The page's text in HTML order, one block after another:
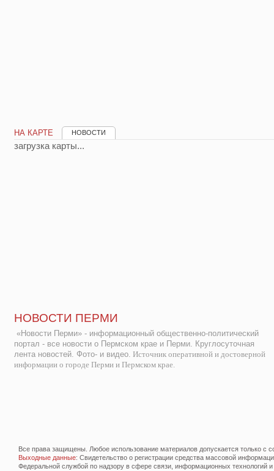
НА КАРТЕ НОВОСТИ
загрузка карты...
НОВОСТИ ПЕРМИ
«Новости Перми» - информационный общественно-политический
портал - все новости о Пермском крае и Перми. Круглосуточная
лента новостей. Фото- и видео. Источник оперативной и достоверной
информации о городе Перми и Пермском крае.
Все права защищены. Любое использование материалов допускается только с
Выходные данные: Свидетельство о регистрации средства массовой
Федеральной службой по надзору в сфере связи, информационных технологий